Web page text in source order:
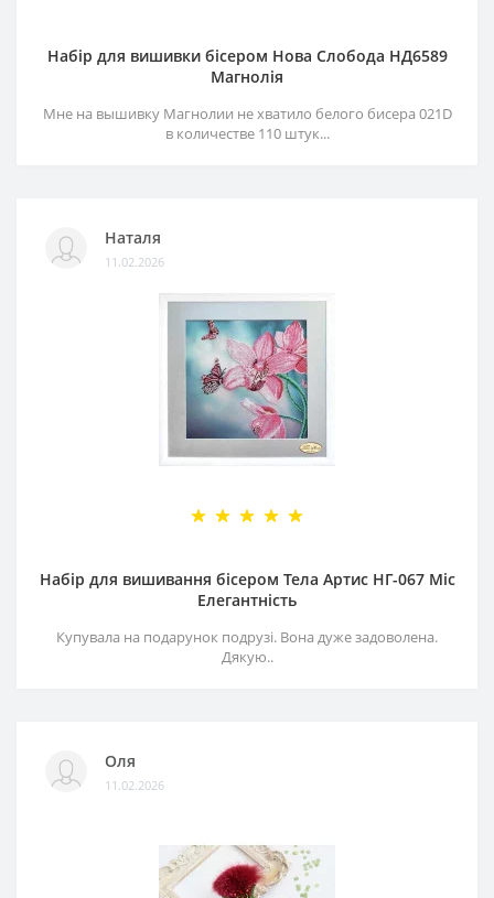
Набір для вишивки бісером Нова Слобода НД6589
Магнолія
Мне на вышивку Магнолии не хватило белого бисера 021D
в количестве 110 штук...
Наталя
11.02.2026
Набір для вишивання бісером Тела Артис НГ-067 Міс
Елегантність
Купувала на подарунок подрузі. Вона дуже задоволена.
Дякую..
Оля
11.02.2026